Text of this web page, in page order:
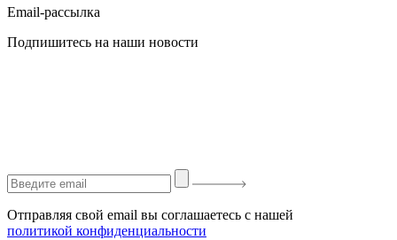
Email-рассылка
Подпишитесь на наши новости
Отправляя свой email вы соглашаетесь с нашей
политикой конфиденциальности